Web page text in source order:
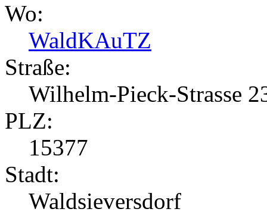
Wo:
WaldKAuTZ
Straße:
Wilhelm-Pieck-Strasse
PLZ:
15377
Stadt:
Waldsieversdorf